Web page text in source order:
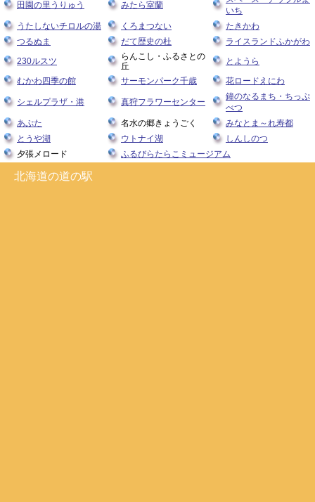
田園の里うりゅう みたら室蘭
いち
うたしないチロルの湯
くろまつない
たきかわ
つるぬま
だて歴史の杜
ライスランドふかがわ
230ルスツ
らんこし・ふるさとの
丘
とようら
むかわ四季の館
サーモンパーク千歳 花ロードえにわ
シェルプラザ・港 真狩フラワーセンター
鐘のなるまち・ちっぷ
べつ
あぷた
名水の郷きょうごく
みなとま～れ寿都
とうや湖
ウトナイ湖
しんしのつ
夕張メロード
ふるびらたらこミュージアム
北海道の道の駅